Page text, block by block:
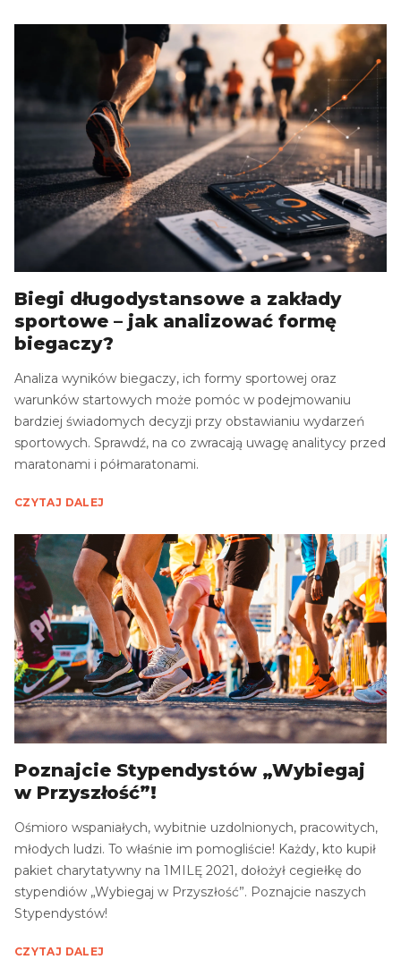
Biegi długodystansowe a zakłady
sportowe – jak analizować formę
biegaczy?
Analiza wyników biegaczy, ich formy sportowej oraz
warunków startowych może pomóc w podejmowaniu
bardziej świadomych decyzji przy obstawianiu wydarzeń
sportowych. Sprawdź, na co zwracają uwagę analitycy przed
maratonami i półmaratonami.
CZYTAJ DALEJ
Poznajcie Stypendystów „Wybiegaj
w Przyszłość”!
Ośmioro wspaniałych, wybitnie uzdolnionych, pracowitych,
młodych ludzi. To właśnie im pomogliście! Każdy, kto kupił
pakiet charytatywny na 1MILĘ 2021, dołożył cegiełkę do
stypendiów „Wybiegaj w Przyszłość”. Poznajcie naszych
Stypendystów!
CZYTAJ DALEJ